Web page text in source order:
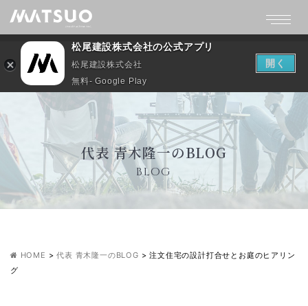
代表 青木隆一のBLOG
BLOG
HOME >代表 青木隆一のBLOG >注文住宅の設計打合せとお庭のヒアリン
グ
松尾建設株式会社の公式アプリ
松尾建設株式会社
無料- Google Play
開く